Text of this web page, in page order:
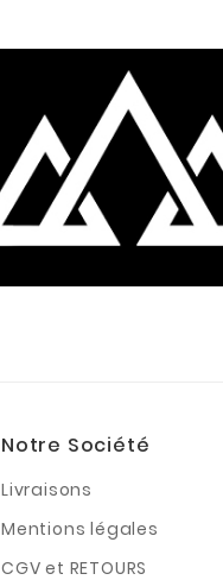
Notre Société
Livraisons
Mentions légales
CGV et RETOURS